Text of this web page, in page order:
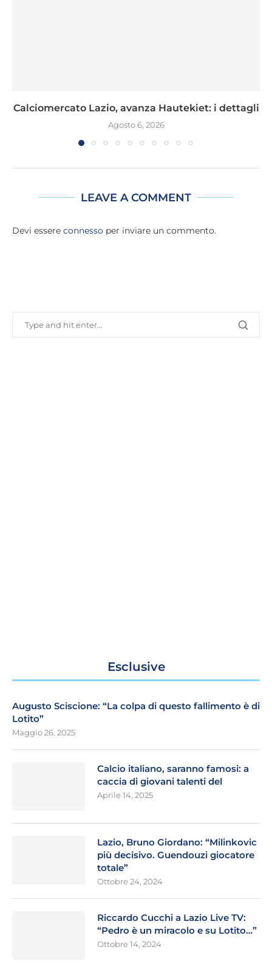
Calciomercato Lazio, avanza Hautekiet: i dettagli
Agosto 6, 2026
LEAVE A COMMENT
Devi essere connesso per inviare un commento.
Esclusive
Augusto Sciscione: “La colpa di questo fallimento è di
Lotito”
Maggio 26, 2025
Calcio italiano, saranno famosi: a
caccia di giovani talenti del
Aprile 14, 2025
Lazio, Bruno Giordano: “Milinkovic
più decisivo. Guendouzi giocatore
totale”
Ottobre 24, 2024
Riccardo Cucchi a Lazio Live TV:
“Pedro è un miracolo e su Lotito…”
Ottobre 14, 2024